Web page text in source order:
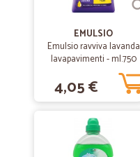
Veloce e precisa!
Veloce e precisa!EMULSIO
Emulsio ravviva lavanda
lavapavimenti - ml.750
4,05 €